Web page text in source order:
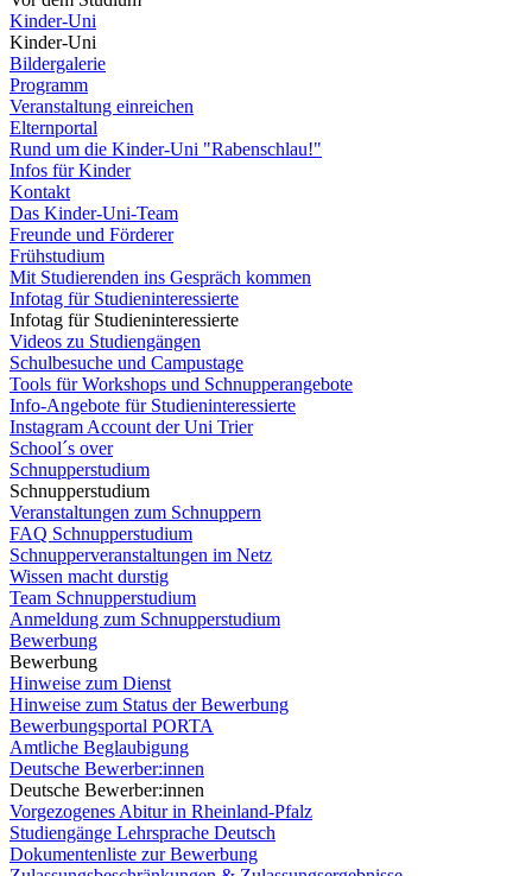
Kinder-Uni
Kinder-Uni
Bildergalerie
Programm
Veranstaltung einreichen
Elternportal
Rund um die Kinder-Uni "Rabenschlau!"
Infos für Kinder
Kontakt
Das Kinder-Uni-Team
Freunde und Förderer
Frühstudium
Mit Studierenden ins Gespräch kommen
Infotag für Studieninteressierte
Infotag für Studieninteressierte
Videos zu Studiengängen
Schulbesuche und Campustage
Tools für Workshops und Schnupperangebote
Info-Angebote für Studieninteressierte
Instagram Account der Uni Trier
School´s over
Schnupperstudium
Schnupperstudium
Veranstaltungen zum Schnuppern
FAQ Schnupperstudium
Schnupperveranstaltungen im Netz
Wissen macht durstig
Team Schnupperstudium
Anmeldung zum Schnupperstudium
Bewerbung
Bewerbung
Hinweise zum Dienst
Hinweise zum Status der Bewerbung
Bewerbungsportal PORTA
Amtliche Beglaubigung
Deutsche Bewerber:innen
Deutsche Bewerber:innen
Vorgezogenes Abitur in Rheinland-Pfalz
Studiengänge Lehrsprache Deutsch
Dokumentenliste zur Bewerbung